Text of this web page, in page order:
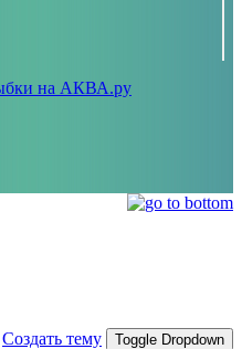
Создать тему Toggle Dropdown